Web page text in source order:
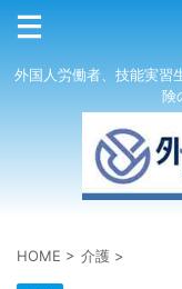
外国人労働者、技能実習
険
HOME > 介護 >